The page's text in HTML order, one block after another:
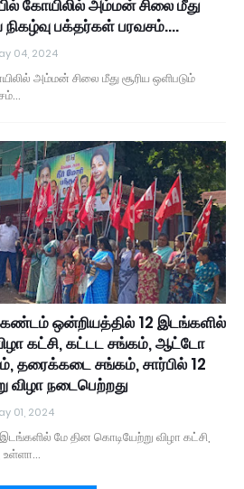
கோயிலில் அம்மன் சிலை மீது
நிகழ்வு பக்தர்கள் பரவசம்....
04, 2024
அம்மன் சிலை மீது சூரிய ஒளிபடும்
ஒன்றியத்தில் 12 இடங்களில்
கட்சி, கட்டட சங்கம், ஆட்டோ
தரைக்கடை சங்கம், சார்பில் 12
விழா நடைபெற்றது
01, 2024
மே தின கொடியேற்று விழா கட்சி,